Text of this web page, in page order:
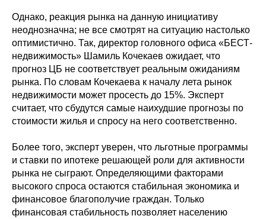
Однако, реакция рынка на данную инициативу
неоднозначна; не все смотрят на ситуацию настолько
оптимистично. Так, директор головного офиса «БЕСТ-
недвижимость» Шамиль Кочекаев ожидает, что
прогноз ЦБ не соответствует реальным ожиданиям
рынка. По словам Кочекаева к началу лета рынок
недвижимости может просесть до 15%. Эксперт
считает, что сбудутся самые наихудшие прогнозы по
стоимости жилья и спросу на него соответственно.
Более того, эксперт уверен, что льготные программы
и ставки по ипотеке решающей роли для активности
рынка не сыграют. Определяющими факторами
высокого спроса остаются стабильная экономика и
финансовое благополучие граждан. Только
финансовая стабильность позволяет населению